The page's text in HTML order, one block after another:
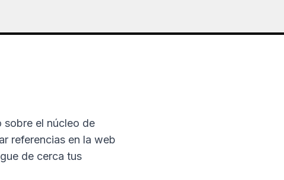
sobre el núcleo de
referencias en la web
de cerca tus